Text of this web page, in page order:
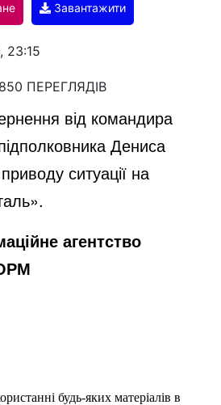
a
y
V
i
d
Завантажити
23:15
ПЕРЕГЛЯДІВ
від командира
Дениса
ситуації на
агентство
будь-яких матеріалів в